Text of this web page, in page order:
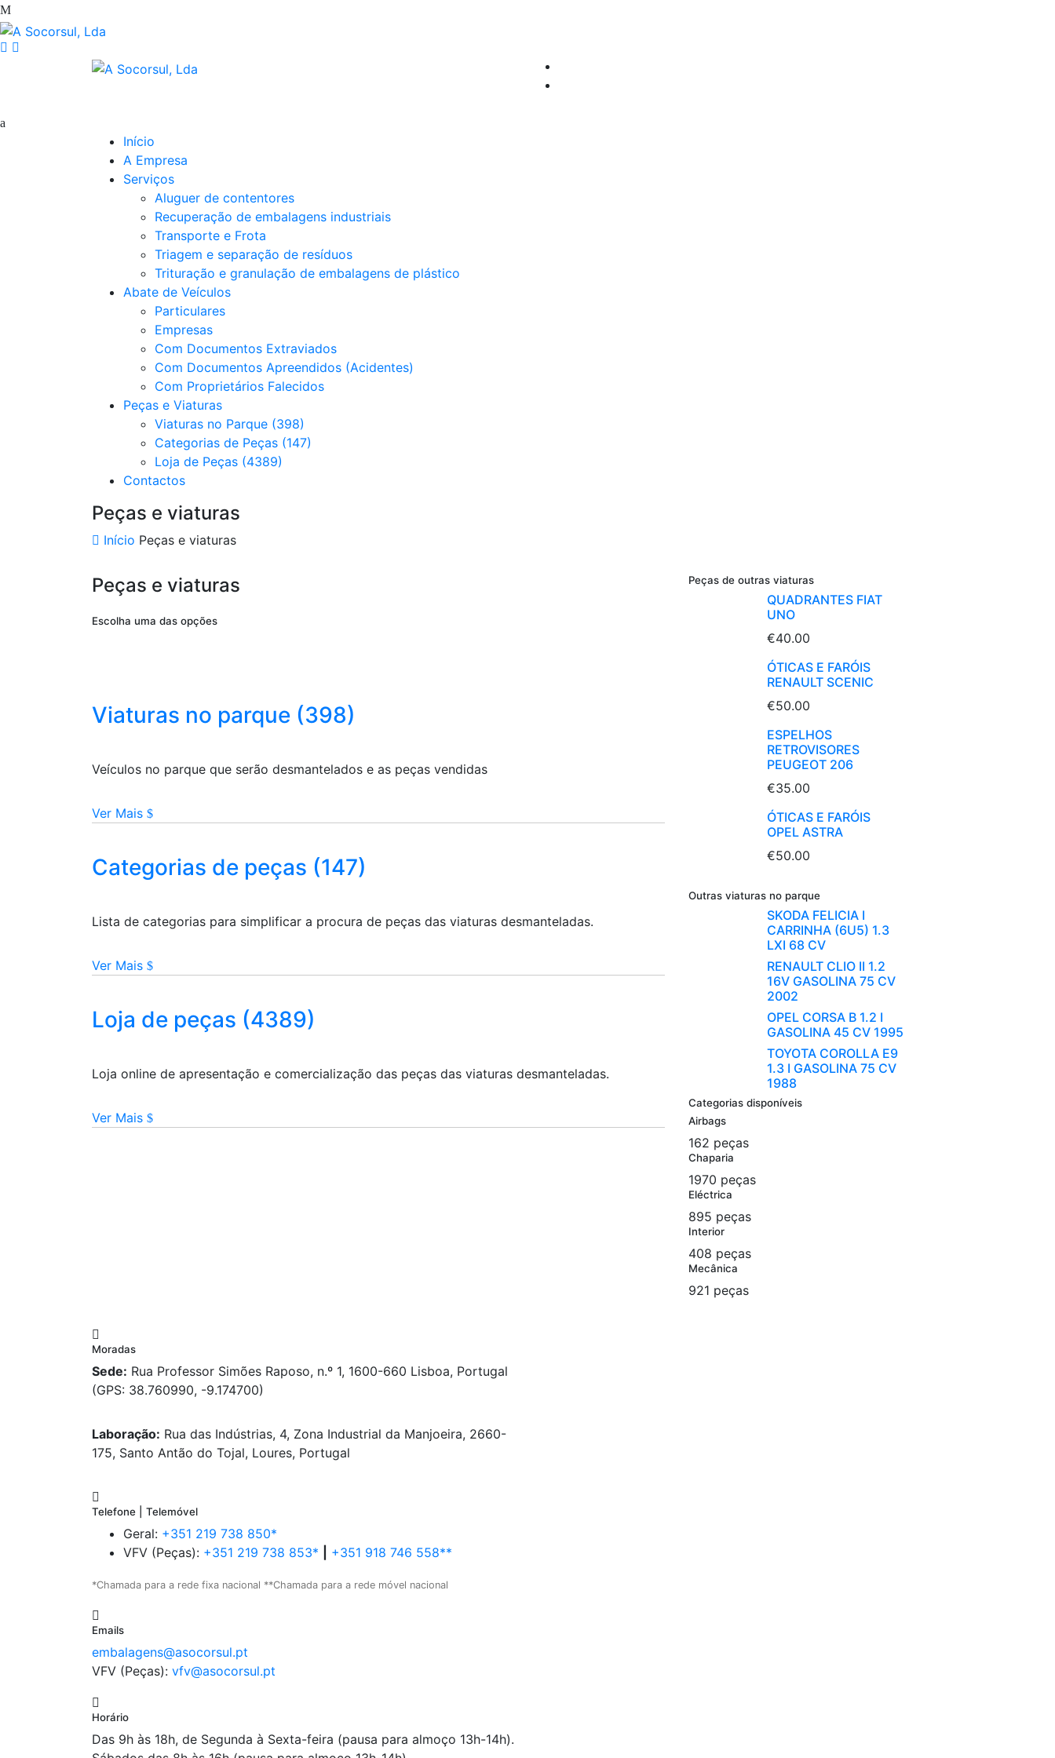
Início
A Empresa
Serviços
Aluguer de contentores
Recuperação de embalagens industriais
Transporte e Frota
Triagem e separação de resíduos
Trituração e granulação de embalagens de plástico
Abate de Veículos
Particulares
Empresas
Com Documentos Extraviados
Com Documentos Apreendidos (Acidentes)
Com Proprietários Falecidos
Peças e Viaturas
Viaturas no Parque (398)
Categorias de Peças (147)
Loja de Peças (4389)
Contactos
Peças e viaturas
Início Peças e viaturas
Peças e viaturas
Escolha uma das opções
Viaturas no parque (398)
Veículos no parque que serão desmantelados e as peças vendidas
Ver Mais
Categorias de peças (147)
Lista de categorias para simplificar a procura de peças das viaturas desmanteladas.
Ver Mais
Loja de peças (4389)
Loja online de apresentação e comercialização das peças das viaturas desmanteladas.
Ver Mais
Peças de outras viaturas
QUADRANTES FIAT
UNO
€40.00
ÓTICAS E FARÓIS
RENAULT SCENIC
€50.00
ESPELHOS
RETROVISORES
PEUGEOT 206
€35.00
ÓTICAS E FARÓIS
OPEL ASTRA
€50.00
Outras viaturas no parque
SKODA FELICIA I
CARRINHA (6U5) 1.3
LXI 68 CV
RENAULT CLIO II 1.2
16V GASOLINA 75 CV
2002
OPEL CORSA B 1.2 I
GASOLINA 45 CV 1995
TOYOTA COROLLA E9
1.3 I GASOLINA 75 CV
1988
Categorias disponíveis
Airbags
162 peças
Chaparia
1970 peças
Eléctrica
895 peças
Interior
408 peças
Mecânica
921 peças
Moradas
Sede: Rua Professor Simões Raposo, n.º 1, 1600-660 Lisboa, Portugal
(GPS: 38.760990, -9.174700)
Laboração: Rua das Indústrias, 4, Zona Industrial da Manjoeira, 2660-
175, Santo Antão do Tojal, Loures, Portugal
Telefone | Telemóvel
Geral: +351 219 738 850*
VFV (Peças): +351 219 738 853* +351 918 746 558**
*Chamada para a rede fixa nacional **Chamada para a rede móvel nacional
Emails
embalagens@asocorsul.pt
VFV (Peças): vfv@asocorsul.pt
Horário
Das 9h às 18h, de Segunda à Sexta-feira (pausa para almoço 13h-14h).